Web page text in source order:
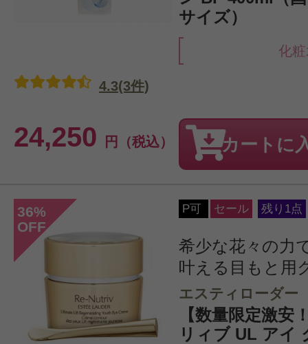
サイズ）
化
24,250 円（税込）
4.3(3件)
カートに
36%
OFF
P可 セール 残り1点
希少な花々の力
叶える目もと用
エスティローダー
【数量限定激安
リィブ UL アイ